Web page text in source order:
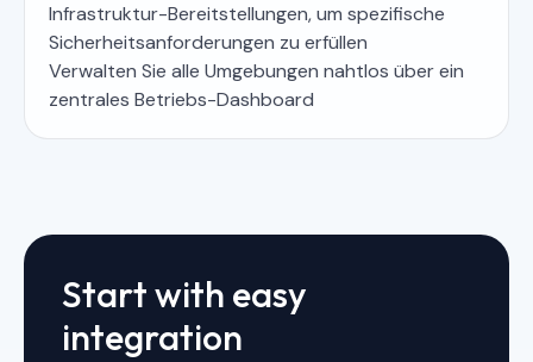
Infrastruktur-Bereitstellungen, um spezifische
Sicherheitsanforderungen zu erfüllen
Verwalten Sie alle Umgebungen nahtlos über ein
zentrales Betriebs-Dashboard
Start with easy
integration